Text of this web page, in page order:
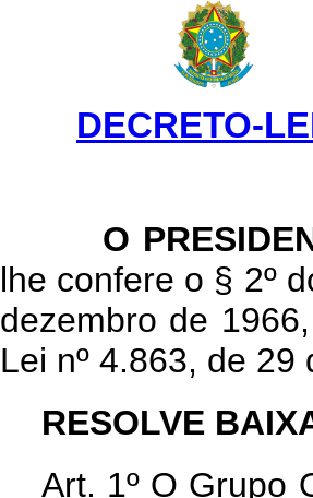
DECRETO-
O
lhe confere o § 2º
dezembro de
Lei nº 4.863, de
RESOLVE
Art. 1º O Grupo